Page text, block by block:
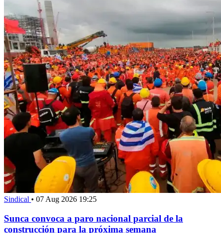
Sindical • 07 Aug 2026 19:25
Sunca convoca a paro nacional parcial de la
construcción para la próxima semana